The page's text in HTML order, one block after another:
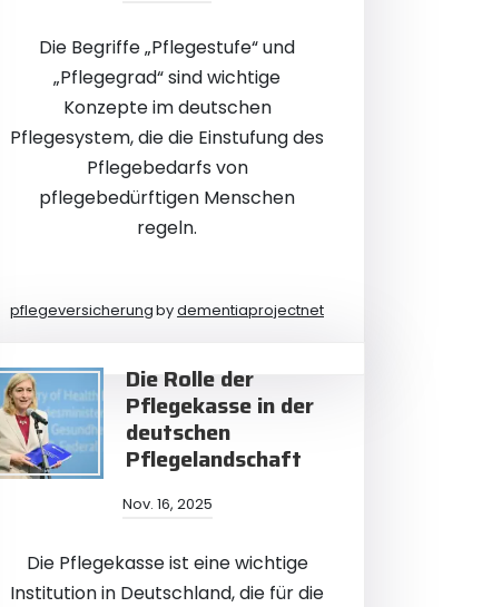
Die Begriffe „Pflegestufe“ und
„Pflegegrad“ sind wichtige
Konzepte im deutschen
Pflegesystem, die die Einstufung des
Pflegebedarfs von
pflegebedürftigen Menschen
regeln.
pflegeversicherungbydementiaprojectnet
Die Rolle der
Pflegekasse in der
deutschen
Pflegelandschaft
Nov. 16, 2025
Die Pflegekasse ist eine wichtige
Institution in Deutschland, die für die